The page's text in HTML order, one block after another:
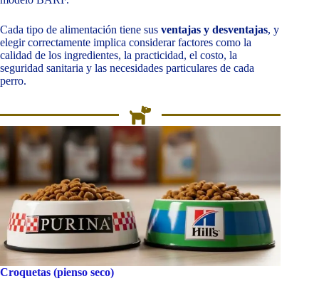
Cada tipo de alimentación tiene sus ventajas y desventajas, y
elegir correctamente implica considerar factores como la
calidad de los ingredientes, la practicidad, el costo, la
seguridad sanitaria y las necesidades particulares de cada
perro.
Croquetas (pienso seco)